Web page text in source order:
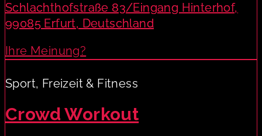
Schlachthofstraße 83/Eingang Hinterhof,
99085 Erfurt, Deutschland
Ihre Meinung?
Sport, Freizeit & Fitness
Crowd Workout